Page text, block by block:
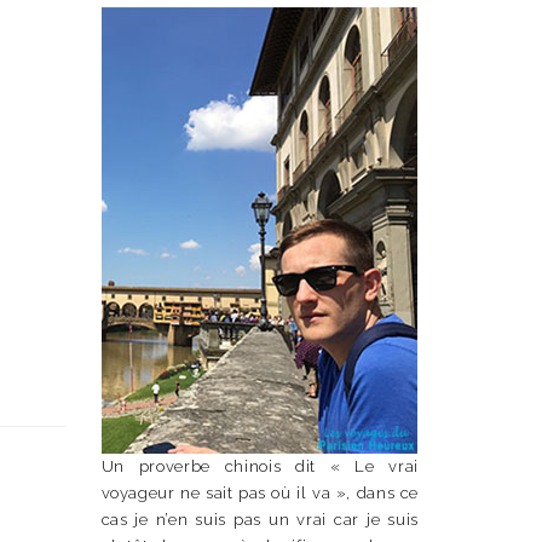
Un proverbe chinois dit « Le vrai
voyageur ne sait pas où il va », dans ce
cas je n’en suis pas un vrai car je suis